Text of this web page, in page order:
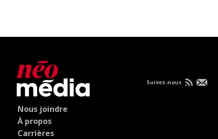
Nous joindre
À propos
Carrières
Suivez-nous